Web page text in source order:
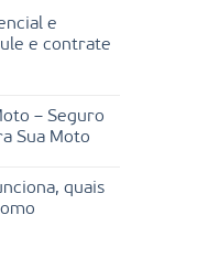
e
e contrate
– Seguro
Sua Moto
quais